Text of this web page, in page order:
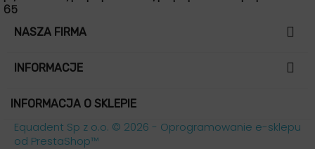
65
NASZA FIRMA 
INFORMACJE 
INFORMACJA O SKLEPIE
Equadent Sp z o.o. © 2026 - Oprogramowanie e-sklepu
od PrestaShop™